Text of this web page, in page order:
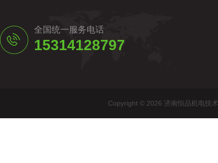
全国统一服务电话
15314128797
Copyright © 2026 济南恒品机电技